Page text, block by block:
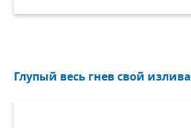
Глупый весь гнев свой